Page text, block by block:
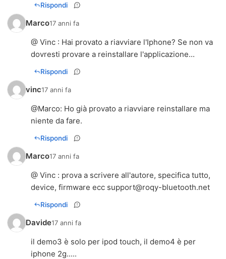
Rispondi
Marco17 anni fa
@ Vinc : Hai provato a riavviare l'Iphone? Se non va
dovresti provare a reinstallare l'applicazione...
Rispondi
vinc17 anni fa
@Marco: Ho già provato a riavviare reinstallare ma
niente da fare.
Rispondi
Marco17 anni fa
@ Vinc : prova a scrivere all'autore, specifica tutto,
device, firmware ecc support@roqy-bluetooth.net
Rispondi
Davide17 anni fa
il demo3 è solo per ipod touch, il demo4 è per
iphone 2g.....